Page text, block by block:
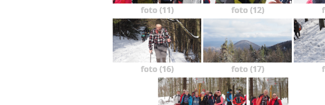
foto (11) foto (12)
foto (16) foto (17)